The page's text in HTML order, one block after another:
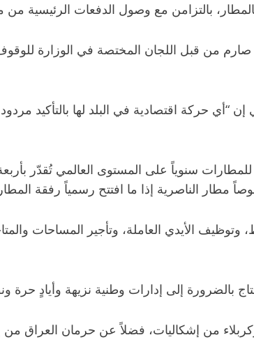
بالتزامن مع وصول الدفعات الرئيسية من
من قبل اللجان المختصة في الوزارة
حركة اقتصادية في البلد لها بالتأكيد
سنوياً على المستوى العالمي تُقدّر
الناصرية إذا ما افتتح رسمياً رفقة
الأيدي العاملة، وتأجير المساحات
بالضرورة إلى إدارات وطنية نزيهة وأيادٍ حرة
من إشكاليات، فضلاً عن حرمان العراق من